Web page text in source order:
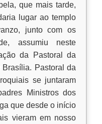
que mais tarde,
lugar ao templo
junto com os
assumiu neste
da Pastoral da
Pastoral da
se juntaram
Ministros dos
que desde o início
vieram em nosso